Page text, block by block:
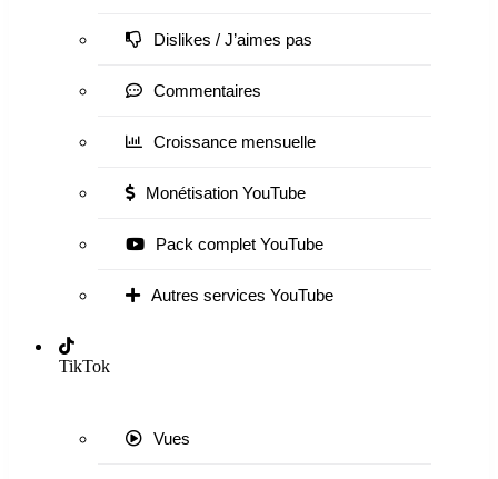
Dislikes / J’aimes pas
Commentaires
Croissance mensuelle
Monétisation YouTube
Pack complet YouTube
Autres services YouTube
TikTok
Vues